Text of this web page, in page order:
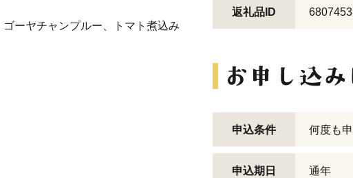
ーヤチャンプルー、トマト煮込み
返礼品ID 6807453
申込条件 何度も
申込期日 通年